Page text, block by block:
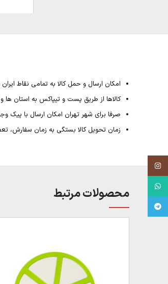
امکان ارسال و حمل کالا به تمامی نقاط
کالاها از طریق پست و تیپاکس به استان
صرفا برای شهر تهران امکان ارسال با پیک
زمان تحویل کالا بستگی به زمان سفارش، تعطیلات
محصولات مرتبط
Instagram
Telegram